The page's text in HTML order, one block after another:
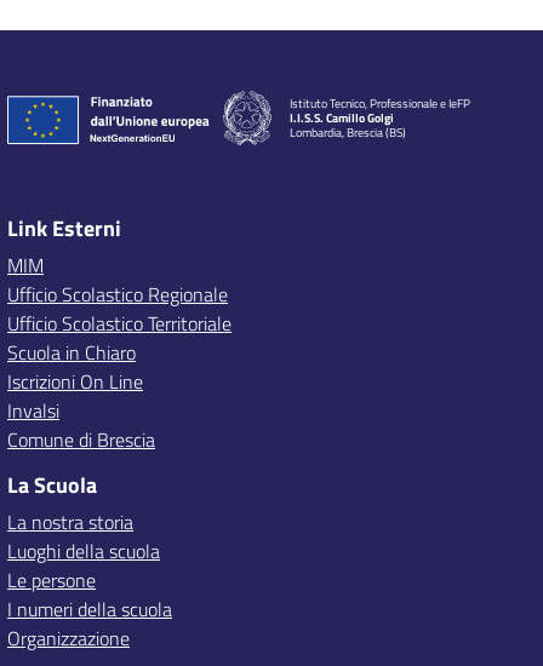
Istituto Tecnico, Professionale e IeFP
I.I.S.S. Camillo Golgi
Lombardia, Brescia (BS)
Link Esterni
MIM
Ufficio Scolastico Regionale
Ufficio Scolastico Territoriale
Scuola in Chiaro
Iscrizioni On Line
Invalsi
Comune di Brescia
La Scuola
La nostra storia
Luoghi della scuola
Le persone
I numeri della scuola
Organizzazione